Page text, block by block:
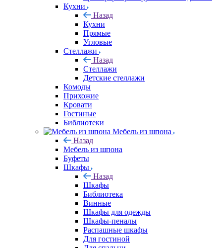
Кухни
Назад
Кухни
Прямые
Угловые
Стеллажи
Назад
Стеллажи
Детские стеллажи
Комоды
Прихожие
Кровати
Гостиные
Библиотеки
Мебель из шпона
Назад
Мебель из шпона
Буфеты
Шкафы
Назад
Шкафы
Библиотека
Винные
Шкафы для одежды
Шкафы-пеналы
Распашные шкафы
Для гостиной